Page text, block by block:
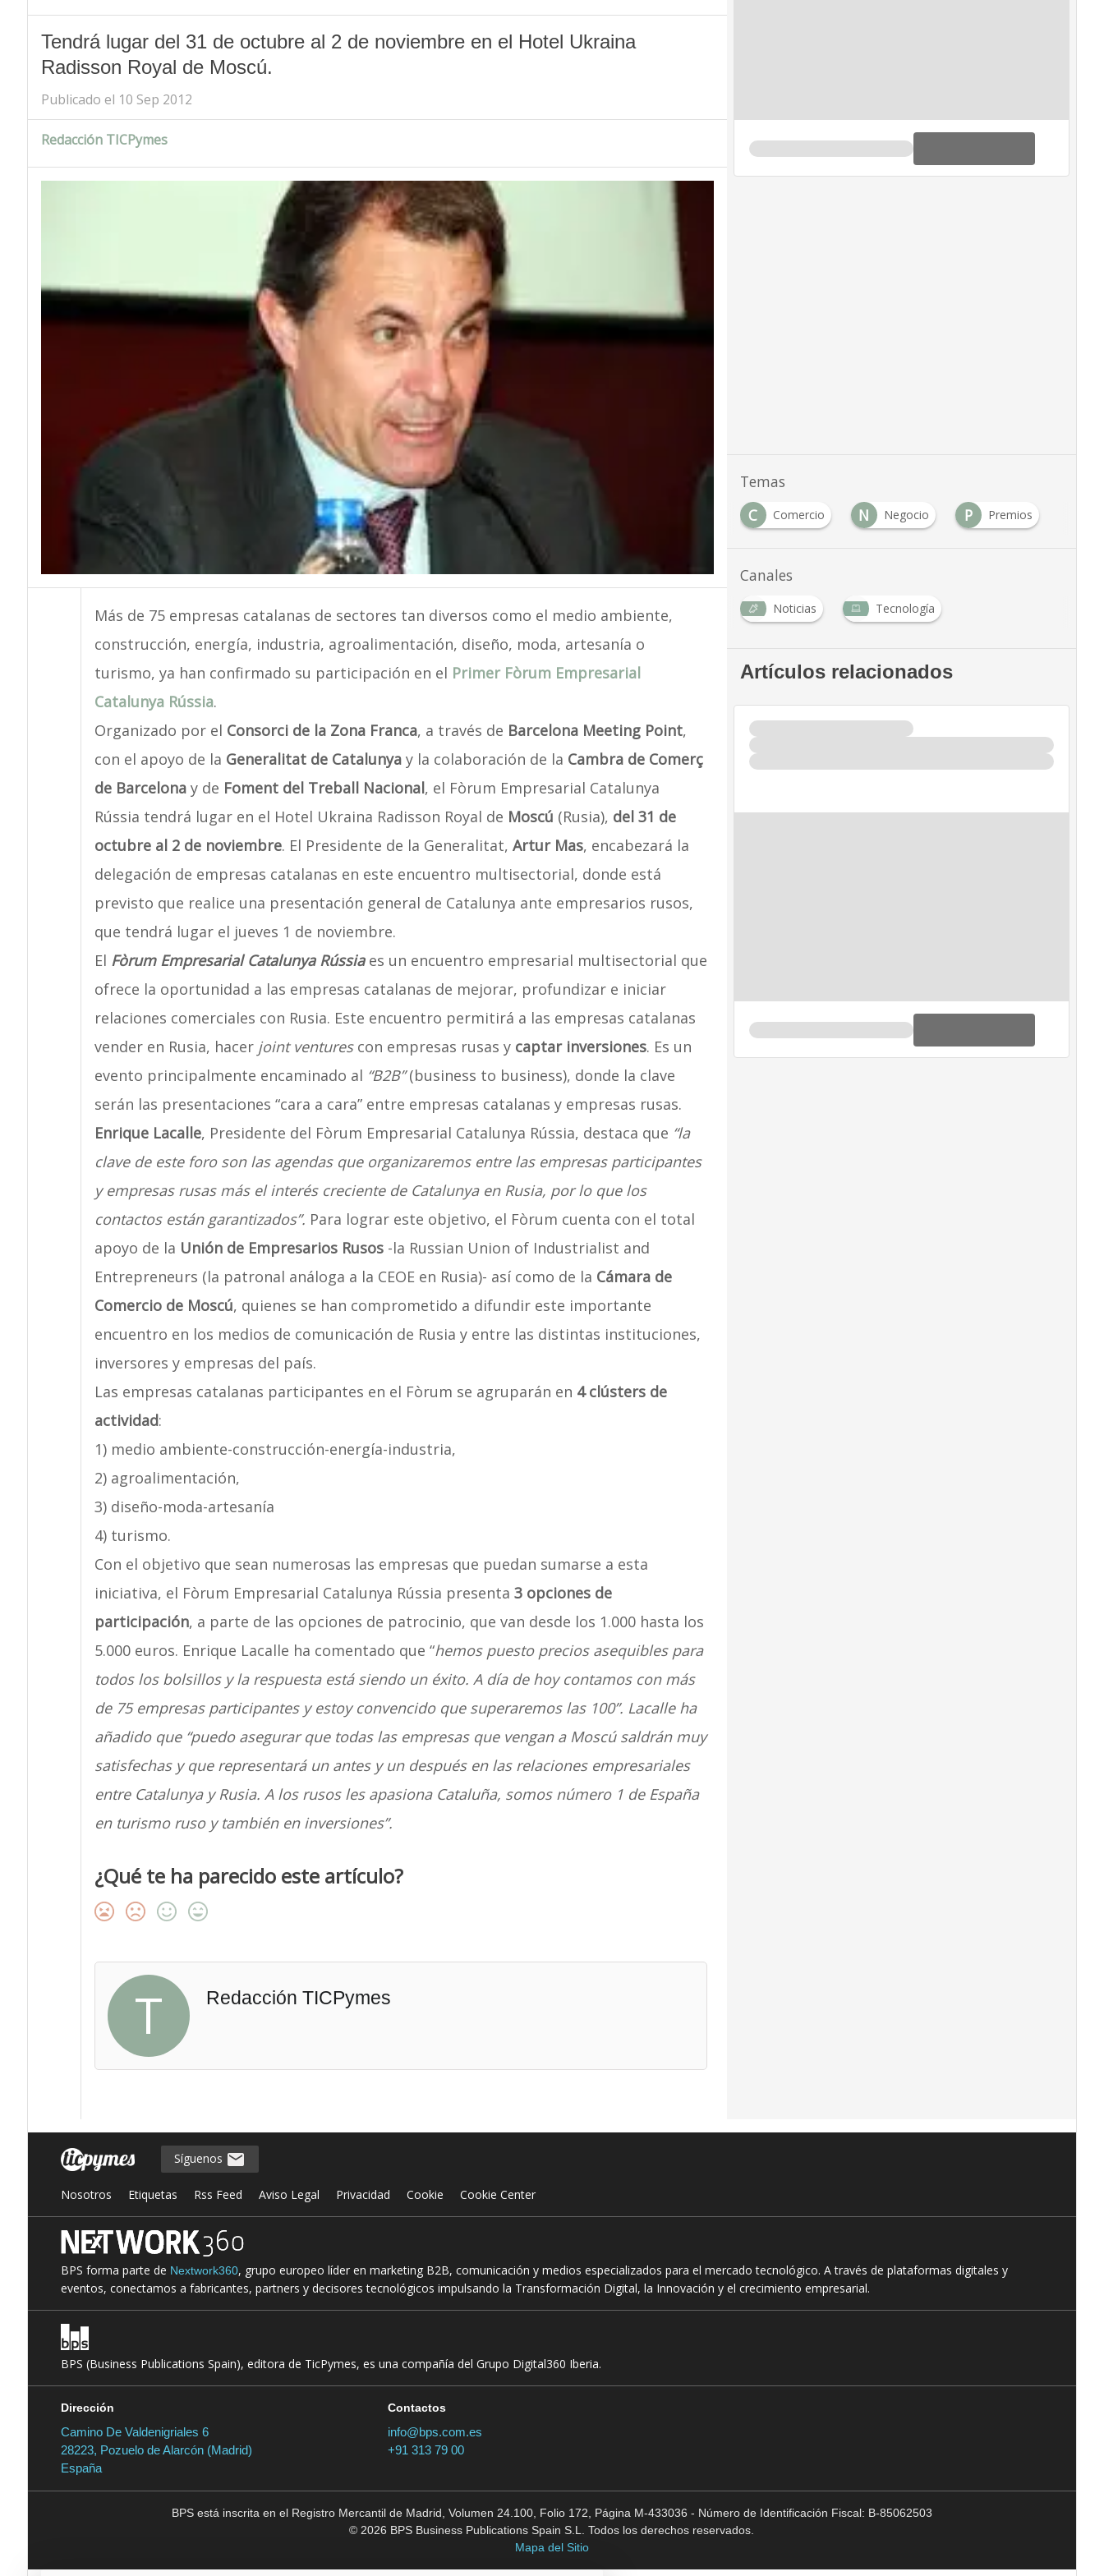
Tendrá lugar del 31 de octubre al 2 de noviembre en el Hotel Ukraina
Radisson Royal de Moscú.
Publicado el 10 Sep 2012
Redacción TICPymes
Más de 75 empresas catalanas de sectores tan diversos como el medio ambiente,
construcción, energía, industria, agroalimentación, diseño, moda, artesanía o
turismo, ya han confirmado su participación en el Primer Fòrum Empresarial
Catalunya Rússia.
Organizado por el Consorci de la Zona Franca, a través de Barcelona Meeting Point,
con el apoyo de la Generalitat de Catalunya y la colaboración de la Cambra de Comerç
de Barcelona y de Foment del Treball Nacional, el Fòrum Empresarial Catalunya
Rússia tendrá lugar en el Hotel Ukraina Radisson Royal de Moscú (Rusia), del 31 de
octubre al 2 de noviembre. El Presidente de la Generalitat, Artur Mas, encabezará la
delegación de empresas catalanas en este encuentro multisectorial, donde está
previsto que realice una presentación general de Catalunya ante empresarios rusos,
que tendrá lugar el jueves 1 de noviembre.
El Fòrum Empresarial Catalunya Rússiaes un encuentro empresarial multisectorial que
ofrece la oportunidad a las empresas catalanas de mejorar, profundizar e iniciar
relaciones comerciales con Rusia. Este encuentro permitirá a las empresas catalanas
vender en Rusia, hacer joint venturescon empresas rusas y captar inversiones. Es un
evento principalmente encaminado al “B2B”(business to business), donde la clave
serán las presentaciones “cara a cara” entre empresas catalanas y empresas rusas.
Enrique Lacalle, Presidente del Fòrum Empresarial Catalunya Rússia, destaca que “la
clave de este foro son las agendas que organizaremos entre las empresas participantes
y empresas rusas más el interés creciente de Catalunya en Rusia, por lo que los
contactos están garantizados”. Para lograr este objetivo, el Fòrum cuenta con el total
apoyo de la Unión de Empresarios Rusos -la Russian Union of Industrialist and
Entrepreneurs (la patronal análoga a la CEOE en Rusia)- así como de la Cámara de
Comercio de Moscú, quienes se han comprometido a difundir este importante
encuentro en los medios de comunicación de Rusia y entre las distintas instituciones,
inversores y empresas del país.
Las empresas catalanas participantes en el Fòrum se agruparán en 4 clústers de
actividad:
1) medio ambiente-construcción-energía-industria,
2) agroalimentación,
3) diseño-moda-artesanía
4) turismo.
Con el objetivo que sean numerosas las empresas que puedan sumarse a esta
iniciativa, el Fòrum Empresarial Catalunya Rússia presenta 3 opciones de
participación, a parte de las opciones de patrocinio, que van desde los 1.000 hasta los
5.000 euros. Enrique Lacalle ha comentado que “hemos puesto precios asequibles para
todos los bolsillos y la respuesta está siendo un éxito. A día de hoy contamos con más
de 75 empresas participantes y estoy convencido que superaremos las 100”. Lacalle ha
añadido que “puedo asegurar que todas las empresas que vengan a Moscú saldrán muy
satisfechas y que representará un antes y un después en las relaciones empresariales
entre Catalunya y Rusia. A los rusos les apasiona Cataluña, somos número 1 de España
en turismo ruso y también en inversiones”.
¿Qué te ha parecido este artículo?
T Redacción TICPymes
Temas
C
Comercio N Negocio P Premios
Canales
Noticias Tecnología
Artículos relacionados
Síguenos
Nosotros Etiquetas Rss Feed Aviso Legal Privacidad Cookie Cookie Center
BPS forma parte de Nextwork360, grupo europeo líder en marketing B2B, comunicación y medios especializados para el mercado tecnológico. A través de plataformas digitales y
eventos, conectamos a fabricantes, partners y decisores tecnológicos impulsando la Transformación Digital, la Innovación y el crecimiento empresarial.
BPS (Business Publications Spain), editora de TicPymes, es una compañía del Grupo Digital360 Iberia.
Dirección
Camino De Valdenigriales 6
28223, Pozuelo de Alarcón (Madrid)
España
Contactos
info@bps.com.es
+91 313 79 00
BPS está inscrita en el Registro Mercantil de Madrid, Volumen 24.100, Folio 172, Página M-433036 - Número de Identificación Fiscal: B-85062503
© 2026 BPS Business Publications Spain S.L. Todos los derechos reservados.
Mapa del Sitio